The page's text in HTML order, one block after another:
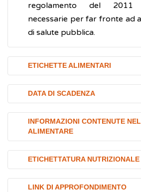
regolamento del
necessarie per far fronte ad
di salute pubblica.
ETICHETTE ALIMENTARI
Per permettere al
facilmente alle informazioni
sta acquistando, l'etichetta
essere:
chiara
leggibile
indelebile(non deve
DATA DI SCADENZA
Inoltre, le etichette
riportare in maniera
entro” oppure “da
INFORMAZIONI CONTENUTE
ALIMENTARE
Riassumendo, in base al
1169/2011 le
sono:
ETICHETTATURA NUTRIZIONALE
L'etichettatura
LINK DI APPROFONDIMENTO